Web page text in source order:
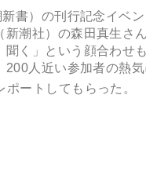
新書）の刊行記念イベ
新潮社）の森田真生さ
く」という顔合わせ
人近い参加者の熱気
ポートしてもらった。